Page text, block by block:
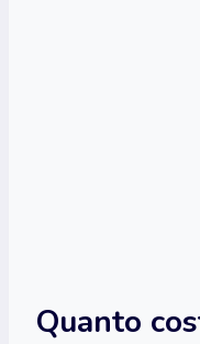
Quanto